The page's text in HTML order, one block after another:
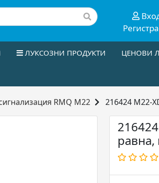
ЛУКСОЗНИ ПРОДУКТИ ЦЕНОВИ
RMQ M22 216424 M22-
равна,